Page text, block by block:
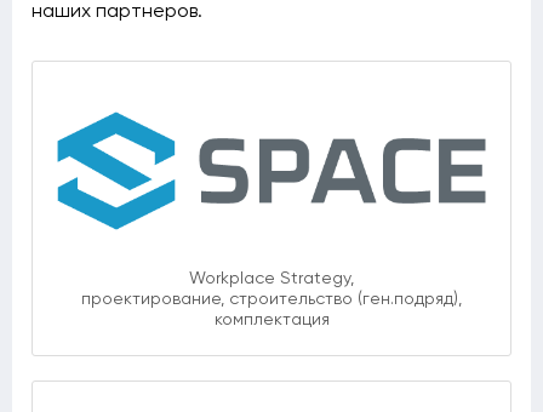
наших партнеров.
Workplace Strategy,
проектирование, строительство (ген.подряд),
комплектация